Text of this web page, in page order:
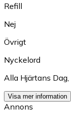
Refill
Nej
Övrigt
Nyckelord
Alla Hjärtans Dag
Visa mer information
Annons